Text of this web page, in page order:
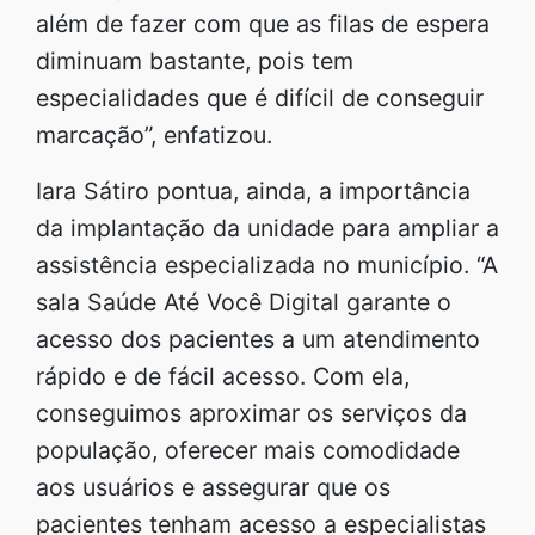
além de fazer com que as filas de espera
diminuam bastante, pois tem
especialidades que é difícil de conseguir
marcação”, enfatizou.
Iara Sátiro pontua, ainda, a importância
da implantação da unidade para ampliar a
assistência especializada no município. “A
sala Saúde Até Você Digital garante o
acesso dos pacientes a um atendimento
rápido e de fácil acesso. Com ela,
conseguimos aproximar os serviços da
população, oferecer mais comodidade
aos usuários e assegurar que os
pacientes tenham acesso a especialistas